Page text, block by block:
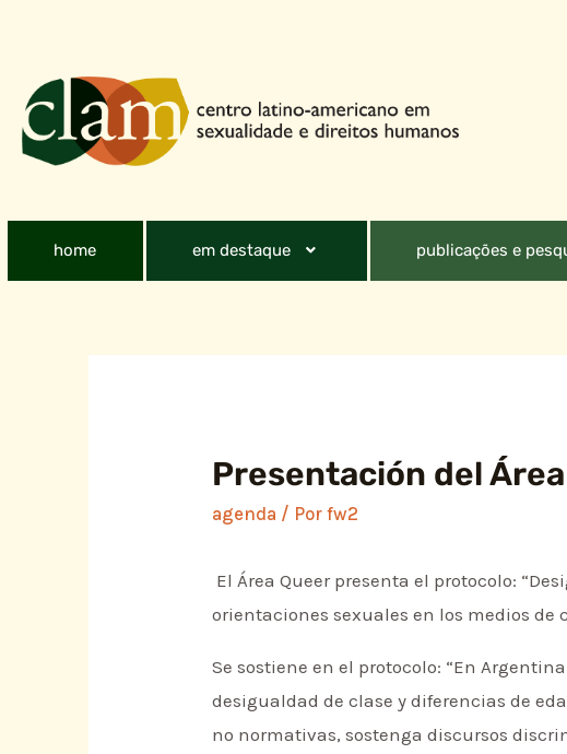
home em destaque publicações e
Presentación del
agenda / Porfw2
El Área Queer presenta el protocolo:
orientaciones sexuales en los medios de
Se sostiene en el protocolo: “En
desigualdad de clase y diferencias de
no normativas, sostenga discursos